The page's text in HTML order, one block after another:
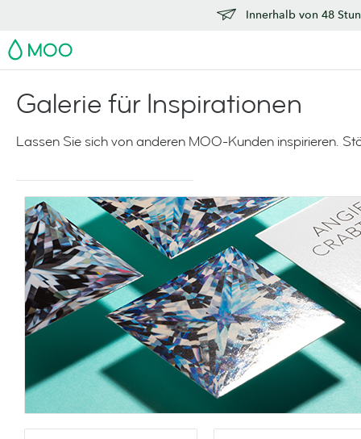
Innerhalb von 48
MOO
Galerie für Inspirationen
Lassen Sie sich von anderen MOO-Kunden inspirieren.